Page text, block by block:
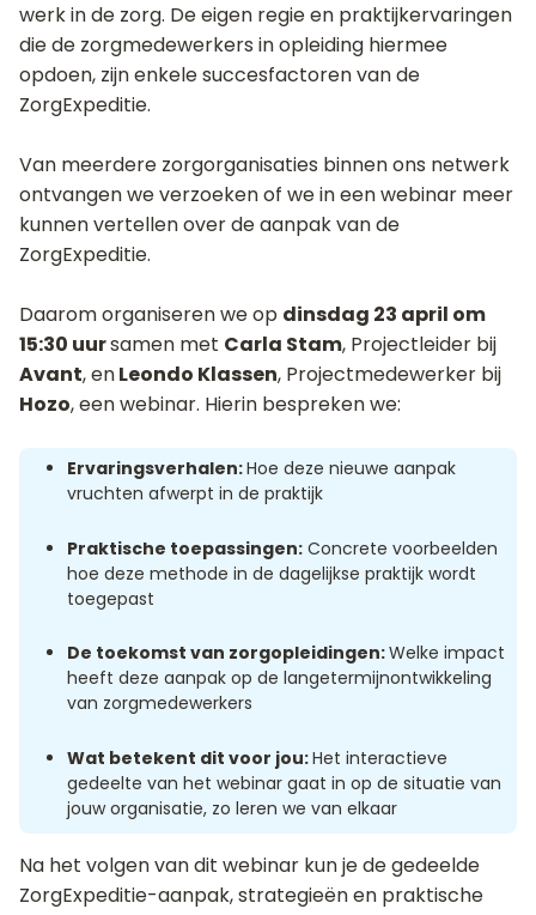
werk in de zorg. De eigen regie en praktijkervaringen
die de zorgmedewerkers in opleiding hiermee
opdoen, zijn enkele succesfactoren van de
ZorgExpeditie.
Van meerdere zorgorganisaties binnen ons netwerk
ontvangen we verzoeken of we in een webinar meer
kunnen vertellen over de aanpak van de
ZorgExpeditie.
Daarom organiseren we op dinsdag 23 april om
15:30 uursamen met Carla Stam, Projectleider bij
Avant, enLeondo Klassen, Projectmedewerker bij
Hozo, een webinar. Hierin bespreken we:
Ervaringsverhalen:Hoe deze nieuwe aanpak
vruchten afwerpt in de praktijk
Praktische toepassingen: Concrete voorbeelden
hoe deze methode in de dagelijkse praktijk wordt
toegepast
De toekomst van zorgopleidingen:Welke impact
heeft deze aanpak op de langetermijnontwikkeling
van zorgmedewerkers
Wat betekent dit voor jou:Het interactieve
gedeelte van het webinar gaat in op de situatie van
jouw organisatie, zo leren we van elkaar
Na het volgen van dit webinar kun je de gedeelde
ZorgExpeditie-aanpak, strategieën en praktische